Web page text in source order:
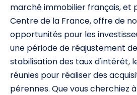
marché immobilier français, et
Centre de la France, offre de
opportunités pour les
une période de réajustement
stabilisation des taux d'intérêt,
réunies pour réaliser des
pérennes. Que vous cherchiez